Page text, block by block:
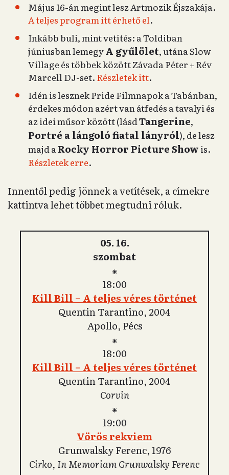
Május 16-án megint lesz Artmozik Éjszakája.
A teljes program itt érhető el.
Inkább buli, mint vetítés: a Toldiban
júniusban lemegyA gyűlölet, utána Slow
Village és többek között Závada Péter + Rév
Marcell DJ-set. Részletek itt.
Idén is lesznek Pride Filmnapok a Tabánban,
érdekes módon azért van átfedés a tavalyi és
az idei műsor között (lásdTangerine,
Portré a lángoló fiatal lányról), de lesz
majd aRocky Horror Picture Show is.
Részletek erre.
Innentől pedig jönnek a vetítések, a címekre
kattintva lehet többet megtudni róluk.
05. 16.
szombat
⁕
18:00
Kill Bill – A teljes véres történet
Quentin Tarantino, 2004
Apollo, Pécs
⁕
18:00
Kill Bill – A teljes véres történet
Quentin Tarantino, 2004
Corvin
⁕
19:00
Vörös rekviem
Grunwalsky Ferenc, 1976
Cirko, In Memoriam Grunwalsky Ferenc